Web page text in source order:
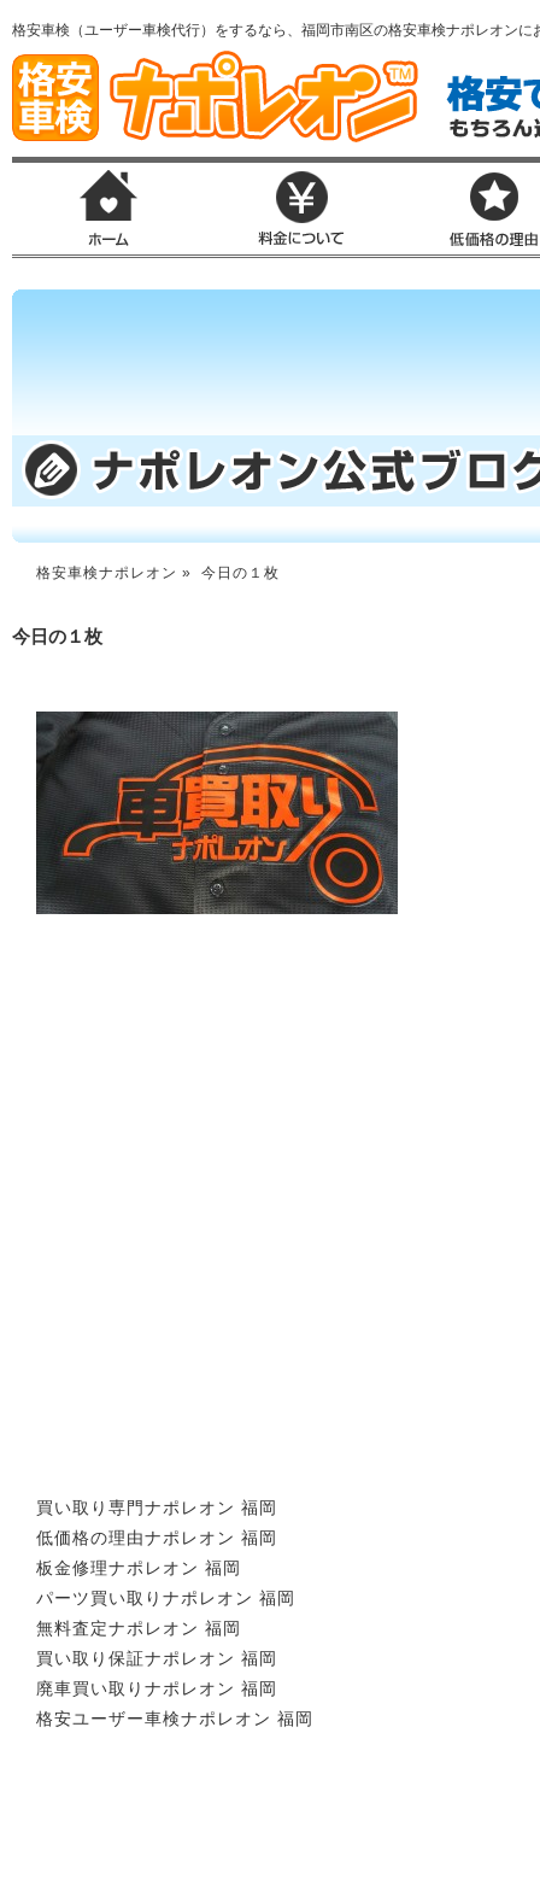
格安車検（ユーザー車検代行）をするなら、福岡市南区の格安車検ナポレオンに
格安車検ナポレオン » 今日の１枚
今日の１枚
買い取り専門ナポレオン 福岡
低価格の理由ナポレオン 福岡
板金修理ナポレオン 福岡
パーツ買い取りナポレオン 福岡
無料査定ナポレオン 福岡
買い取り保証ナポレオン 福岡
廃車買い取りナポレオン 福岡
格安ユーザー車検ナポレオン 福岡